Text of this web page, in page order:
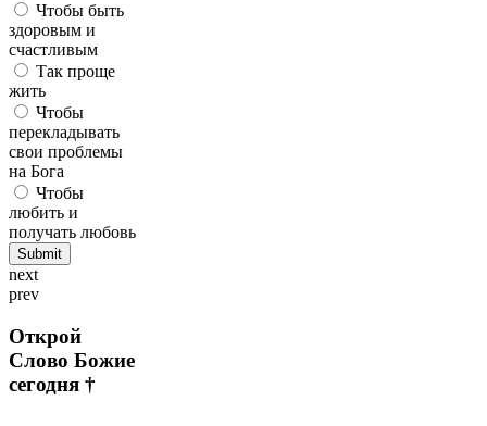
Чтобы быть
здоровым и
счастливым
Так проще
жить
Чтобы
перекладывать
свои проблемы
на Бога
Чтобы
любить и
получать любовь
next
prev
Открой
Слово Божие
сегодня †